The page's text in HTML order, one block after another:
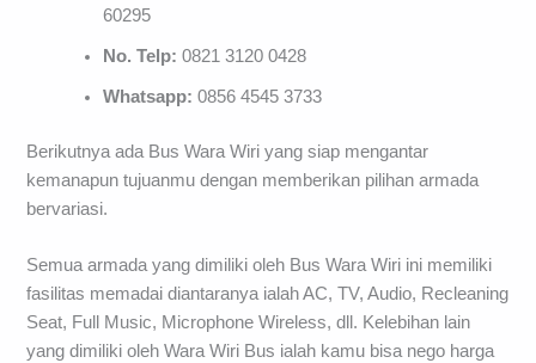
60295
No. Telp: 0821 3120 0428
Whatsapp: 0856 4545 3733
Berikutnya ada Bus Wara Wiri yang siap mengantar
kemanapun tujuanmu dengan memberikan pilihan armada
bervariasi.
Semua armada yang dimiliki oleh Bus Wara Wiri ini memiliki
fasilitas memadai diantaranya ialah AC, TV, Audio, Recleaning
Seat, Full Music, Microphone Wireless, dll. Kelebihan lain
yang dimiliki oleh Wara Wiri Bus ialah kamu bisa nego harga